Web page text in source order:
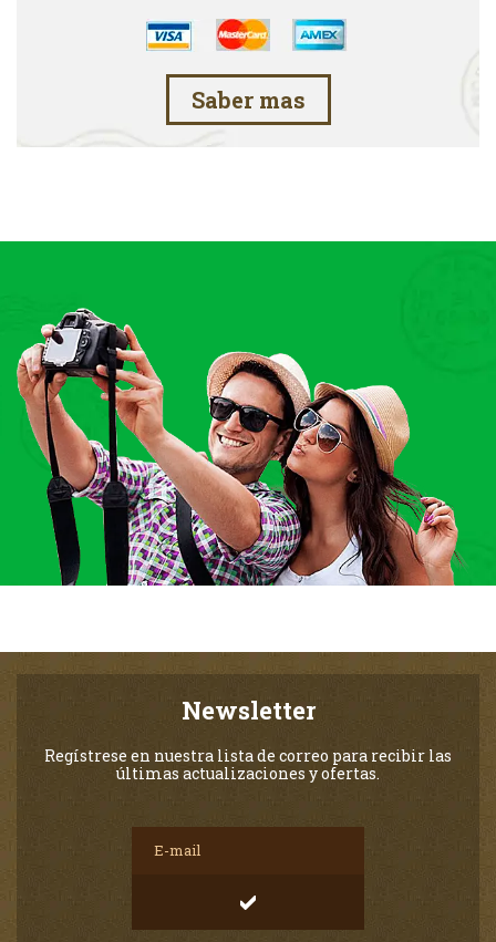
Saber mas
Newsletter
Regístrese en nuestra lista de correo para recibir las
últimas actualizaciones y ofertas.